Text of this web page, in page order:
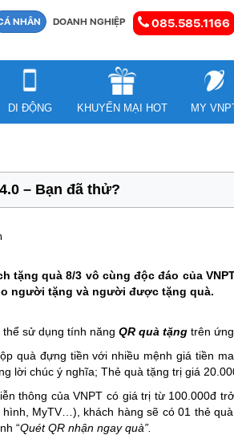
NHÂN DOANH NGHIỆP 085.585.1166
DI ĐỘNG KHUYẾN MẠI HOT MY
– Bạn đã thử?
tặng quà 8/3 vô cùng độc đáo của
người tặng và người được tặng quà.
sử dụng tính năng QR quà tặng trên
quà đựng tiền với nhiều mệnh giá tiền
lời chúc ý nghĩa; Thẻ quà tặng trị giá
thông của VNPT có giá trị từ 100.000đ
MyTV…), khách hàng sẽ có 01 thẻ
“Quét QR nhận ngay quà”.